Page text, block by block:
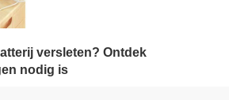
versleten? Ontdek
nodig is